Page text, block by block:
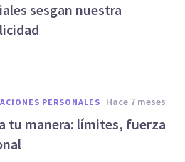
sesgan nuestra
PERSONALES hace 7 meses
tu manera: límites, fuerza